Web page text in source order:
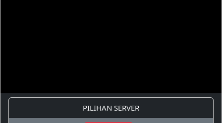
PILIHAN SERVER